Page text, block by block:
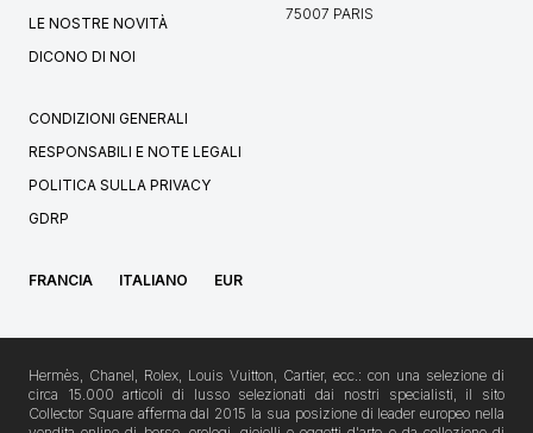
LE NOSTRE NOVITÀ
DICONO DI NOI
75007 PARIS
CONDIZIONI GENERALI
RESPONSABILI E NOTE LEGALI
POLITICA SULLA PRIVACY
GDRP
FRANCIA ITALIANO EUR
Hermès, Chanel, Rolex, Louis Vuitton, Cartier, ecc.: con una selezione di
circa 15.000 articoli di lusso selezionati dai nostri specialisti, il sito
Collector Square afferma dal 2015 la sua posizione di leader europeo nella